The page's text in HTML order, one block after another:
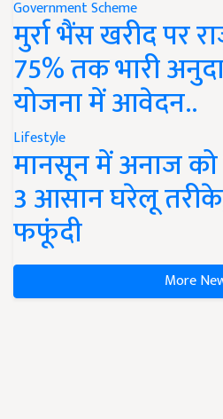
Government Scheme
मुर्रा भैंस खरीद पर
75% तक भारी
योजना में आवेदन..
Lifestyle
मानसून में अनाज
3 आसान घरेलू
फफूंदी
More